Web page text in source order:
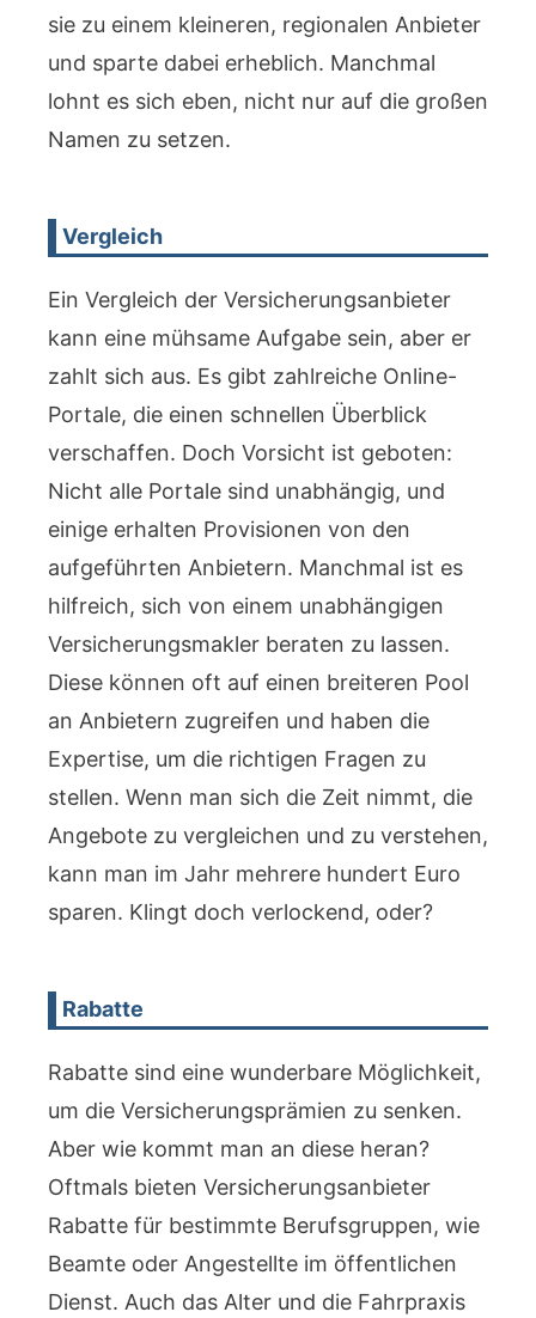
sie zu einem kleineren, regionalen Anbieter
und sparte dabei erheblich. Manchmal
lohnt es sich eben, nicht nur auf die großen
Namen zu setzen.
Vergleich
Ein Vergleich der Versicherungsanbieter
kann eine mühsame Aufgabe sein, aber er
zahlt sich aus. Es gibt zahlreiche Online-
Portale, die einen schnellen Überblick
verschaffen. Doch Vorsicht ist geboten:
Nicht alle Portale sind unabhängig, und
einige erhalten Provisionen von den
aufgeführten Anbietern. Manchmal ist es
hilfreich, sich von einem unabhängigen
Versicherungsmakler beraten zu lassen.
Diese können oft auf einen breiteren Pool
an Anbietern zugreifen und haben die
Expertise, um die richtigen Fragen zu
stellen. Wenn man sich die Zeit nimmt, die
Angebote zu vergleichen und zu verstehen,
kann man im Jahr mehrere hundert Euro
sparen. Klingt doch verlockend, oder?
Rabatte
Rabatte sind eine wunderbare Möglichkeit,
um die Versicherungsprämien zu senken.
Aber wie kommt man an diese heran?
Oftmals bieten Versicherungsanbieter
Rabatte für bestimmte Berufsgruppen, wie
Beamte oder Angestellte im öffentlichen
Dienst. Auch das Alter und die Fahrpraxis